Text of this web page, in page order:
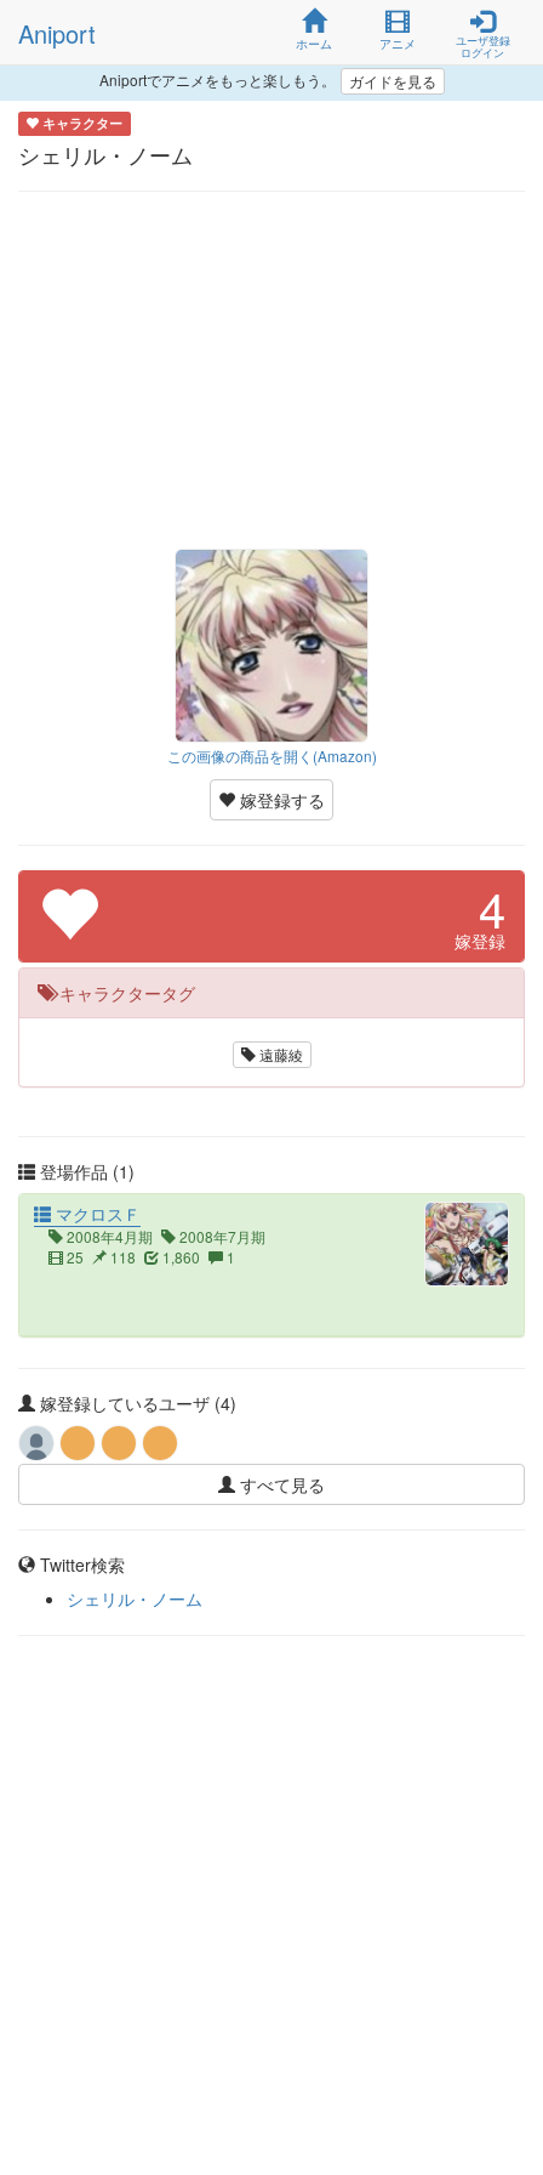
Aniport ホーム アニメ
ユーザ登録
ログイン
Aniportでアニメをもっと楽しもう。 ガイドを見る
キャラクター
シェリル・ノーム
この画像の商品を開く(Amazon)
嫁登録する
4
嫁登録
キャラクタータグ
遠藤綾
登場作品 (1)
マクロスＦ
2008年4月期
2008年7月期
25
118 1,860 1
嫁登録しているユーザ (4)
すべて見る
Twitter検索
シェリル・ノーム